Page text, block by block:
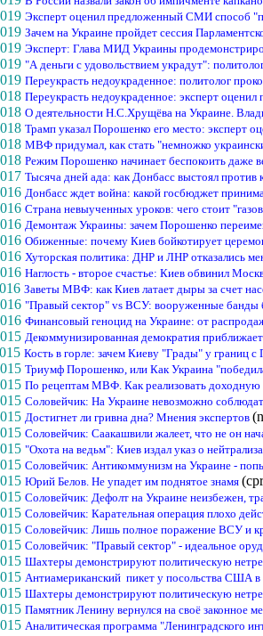
Эксперт оценил предложенный СМИ способ
Зачем на Украине пройдет сессия
Эксперт: Глава МИД Украины
"А деньги с удовольствием украдут":
Переукрасть недоукраденное: политолог
Переукрасть недоукраденное: эксперт
О деятельности Н.С.Хрущёва на Украине.
Трамп указал Порошенко его место: эксперт
МВФ придумал, как стать "немножко
Режим Порошенко начинает беспокоить даже
Тысяча дней ада: как Донбасс выстоял против
Донбасс ждет война: какой госбюджет
Страна невыученных уроков: чего стоит
Демонтаж Украины: зачем Порошенко
Обиженные: почему Киев бойкотирует
Хуторская политика: ДНР и ЛНР отказались
Наглость - второе счастье: Киев обвинил
Заветы МВФ: как Киев латает дыры за счет
"Правый сектор" vs ВСУ: вооруженные банды
Финансовый геноцид на Украине: от
Декоммунизированная демократия
Кость в горле: зачем Киеву "Грады" у границ с
Триумф Порошенко, или Как Украина
По рецептам МВФ. Как реализовать
Соловейчик: На Украине невозможно
Достигнет ли гривна дна? Мнения экспертов
Соловейчик: Саакашвили жалеет, что не он
"Охота на ведьм": Киев издал указ о
Соловейчик: Антикоммунизм на Украине -
Юрий Белов. Не упадет им поднятое знамя
Соловейчик: Дефолт на Украине неизбежен,
Соловейчик: Карательная операция плохо
Соловейчик: Лишь полное поражение ВСУ и
Соловейчик: "Правый сектор" - идеальное
Шахтеры демонстрируют политическую
Антиамериканский пикет у посольства США в
Шахтеры демонстрируют политическую
Памятник Ленину вернулся на своё законное
Аналитическая программа "Ленинградского